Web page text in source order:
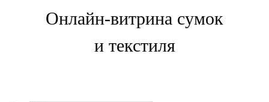
Онлайн-витрина сумок
и текстиля